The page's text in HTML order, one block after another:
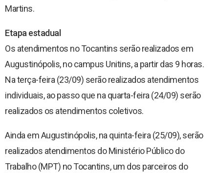
Martins.
Etapa estadual
Os atendimentos no Tocantins serão realizados em
Augustinópolis, no campus Unitins, a partir das 9 horas.
Na terça-feira (23/09) serão realizados atendimentos
individuais, ao passo que na quarta-feira (24/09) serão
realizados os atendimentos coletivos.
Ainda em Augustinópolis, na quinta-feira (25/09), serão
realizados atendimentos do Ministério Público do
Trabalho (MPT) no Tocantins, um dos parceiros do